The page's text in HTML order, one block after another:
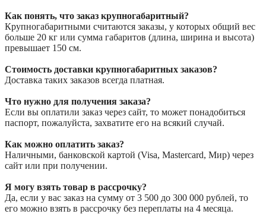
Как понять, что заказ крупногабаритный?
Крупногабаритными считаются заказы, у которых общий вес
больше 20 кг или сумма габаритов (длина, ширина и высота)
превышает 150 см.
Стоимость доставки крупногабаритных заказов?
Доставка таких заказов всегда платная.
Что нужно для получения заказа?
Если вы оплатили заказ через сайт, то может понадобиться
паспорт, пожалуйста, захватите его на всякий случай.
Как можно оплатить заказ?
Наличными, банковской картой (Visa, Mastercard, Мир) через
сайт или при получении.
Я могу взять товар в рассрочку?
Да, если у вас заказ на сумму от 3 500 до 300 000 рублей, то
его можно взять в рассрочку без переплаты на 4 месяца.